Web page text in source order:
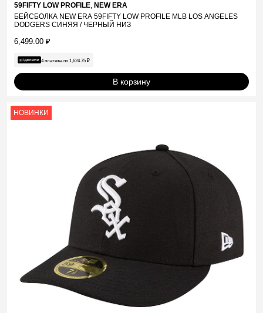
59FIFTY LOW PROFILE, NEW ERA
БЕЙСБОЛКА NEW ERA 59FIFTY LOW PROFILE MLB LOS ANGELES
DODGERS СИНЯЯ / ЧЕРНЫЙ НИЗ
6,499.00 ₽
4 платежа по 1,624.75 ₽
В корзину
НОВИНКИ